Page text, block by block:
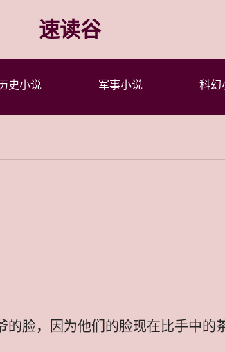
速读谷
史小说 军事小说 科幻
脸，因为他们的脸现在比手中的